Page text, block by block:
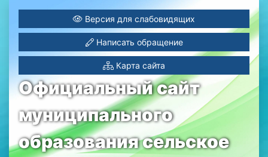
Официальный сайт
муниципального
образования сельское
Версия для слабовидящих
Написать обращение
Карта сайта